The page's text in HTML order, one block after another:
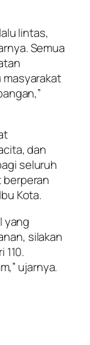
lintas,
Semua
dan
seluruh
berperan
Kota.
yang
silakan
ujarnya.